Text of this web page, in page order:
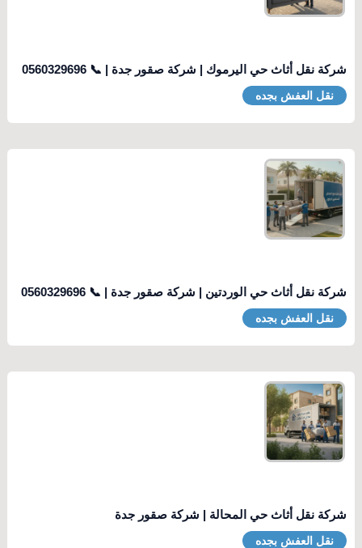
شركة نقل أثاث حي اليرموك | شركة صقور جدة | 📞 0560329696
نقل العفش بجده
شركة نقل أثاث حي الوردتين | شركة صقور جدة | 📞 0560329696
نقل العفش بجده
شركة نقل أثاث حي المحالة | شركة صقور جدة
نقل العفش بجده